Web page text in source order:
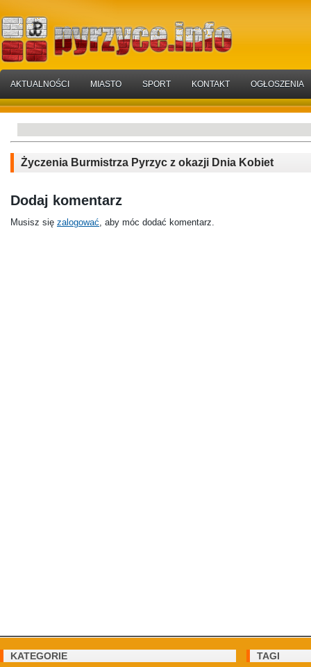
AKTUALNOŚCI MIASTO SPORT KONTAKT OGŁOSZENIA
Życzenia Burmistrza Pyrzyc z okazji Dnia Kobiet
Dodaj komentarz
Musisz się zalogować , aby móc dodać komentarz.
KATEGORIE TAGI